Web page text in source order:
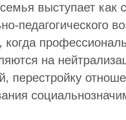
выступает как
педагогического
когда
на
перестройку